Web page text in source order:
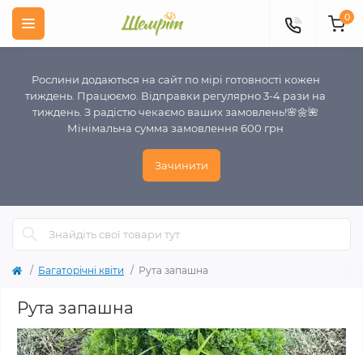
Рослини додаються на сайт по мірі готовності кожен
тиждень. Працюємо. Відправки регулярно 3-4 рази на
тиждень. З радістю чекаємо ваших замовлень!🌸🌼🌺
Мінімальна сумма замовлення 600 грн
Зачинити
0
Багаторічні квіти Рута запашна
Рута запашна